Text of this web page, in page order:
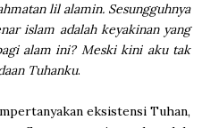
lil alamin. Sesungguhnya
islam adalah keyakinan yang
alam ini? Meski kini aku tak
Tuhanku.
eksistensi Tuhan,